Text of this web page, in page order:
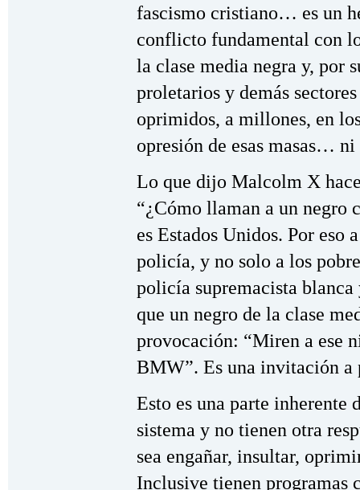
fascismo cristiano… es un
conflicto fundamental con
la clase media negra y, por
proletarios y demás
oprimidos, a millones, en
opresión de esas masas…
Lo que dijo Malcolm X
“¿Cómo llaman a un negro
es Estados Unidos. Por eso
policía, y no solo a los
policía supremacista blanca
que un negro de la clase
provocación: “Miren a ese
BMW”. Es una invitación
Esto es una parte inherente
sistema y no tienen otra
sea engañar, insultar,
Inclusive tienen programas